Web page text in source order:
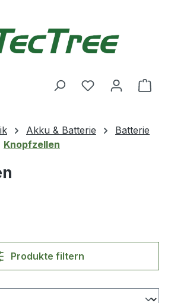
Du hast 0
Akku & Batterie
Batterie
Knopfzellen
Produkte filtern